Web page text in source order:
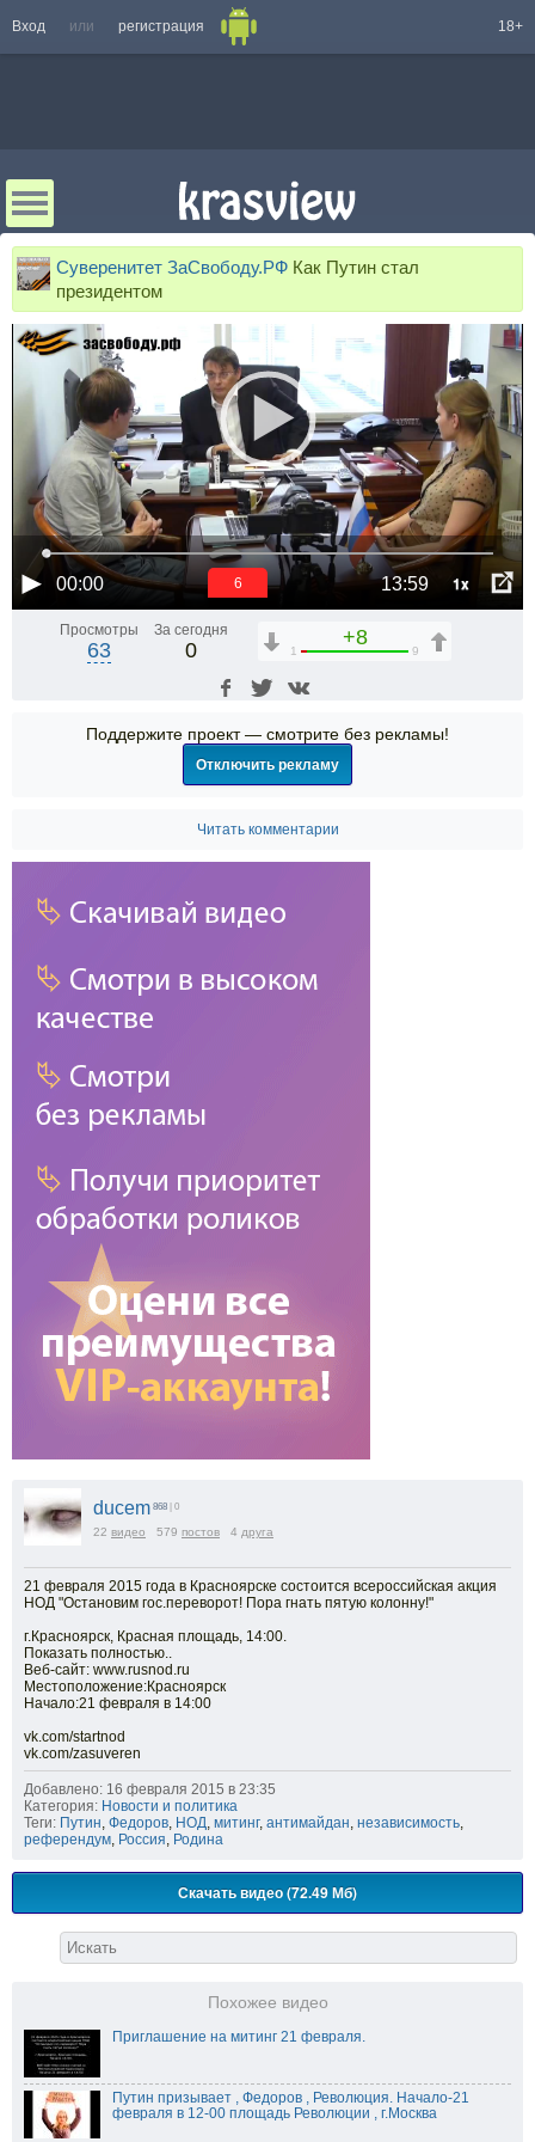
Вход или регистрация 18+
Суверенитет ЗаСвободу.РФ Как Путин стал
президентом
00:00 13:59 1x
6
Просмотры
63
За сегодня
0
+8
1 9
Поддержите проект — смотрите без рекламы!
Отключить рекламу
Читать комментарии
ducem 868 | 0
22 видео 579 постов 4 друга
21 февраля 2015 года в Красноярске состоится всероссийская акция
НОД "Остановим гос.переворот! Пора гнать пятую колонну!"
г.Красноярск, Красная площадь, 14:00.
Показать полностью..
Веб-сайт: www.rusnod.ru
Местоположение:Красноярск
Начало:21 февраля в 14:00
vk.com/startnod
vk.com/zasuveren
Добавлено: 16 февраля 2015 в 23:35
Категория: Новости и политика
Теги: Путин, Федоров, НОД, митинг, антимайдан, независимость,
референдум, Россия, Родина
Скачать видео (72.49 Мб)
Похожее видео
Приглашение на митинг 21 февраля.
Путин призывает , Федоров , Революция. Начало-21
февраля в 12-00 площадь Революции , г.Москва